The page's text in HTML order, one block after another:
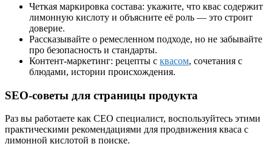
Четкая маркировка состава: укажите, что квас содержит
лимонную кислоту и объясните её роль — это строит
доверие.
Рассказывайте о ремесленном подходе, но не забывайте
про безопасность и стандарты.
Контент-маркетинг: рецепты с квасом, сочетания с
блюдами, истории происхождения.
SEO-советы для страницы продукта
Раз вы работаете как СЕО специалист, воспользуйтесь этими
практическими рекомендациями для продвижения кваса с
лимонной кислотой в поиске.